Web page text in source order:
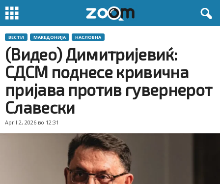
ВЕСТИ МАКЕДОНИЈА НАСЛОВНА
(Видео) Димитријевиќ:
СДСМ поднесе кривична
пријава против гувернерот
Славески
April 2, 2026 во 12:31